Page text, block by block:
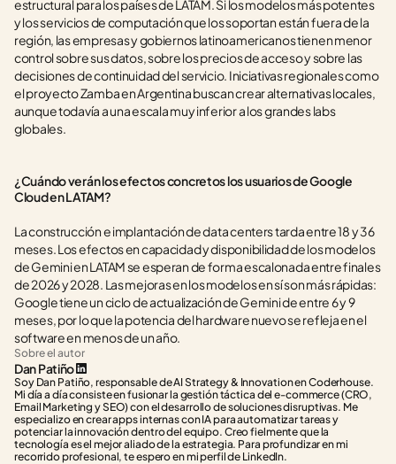
estructural para los países de LATAM. Si los modelos más potentes
y los servicios de computación que los soportan están fuera de la
región, las empresas y gobiernos latinoamericanos tienen menor
control sobre sus datos, sobre los precios de acceso y sobre las
decisiones de continuidad del servicio. Iniciativas regionales como
el proyecto Zamba en Argentina buscan crear alternativas locales,
aunque todavía a una escala muy inferior a los grandes labs
globales.
¿Cuándo verán los efectos concretos los usuarios de Google
Cloud en LATAM?
La construcción e implantación de data centers tarda entre 18 y 36
meses. Los efectos en capacidad y disponibilidad de los modelos
de Gemini en LATAM se esperan de forma escalonada entre finales
de 2026 y 2028. Las mejoras en los modelos en sí son más rápidas:
Google tiene un ciclo de actualización de Gemini de entre 6 y 9
meses, por lo que la potencia del hardware nuevo se refleja en el
software en menos de un año.
Sobre el autor
Dan Patiño
Soy Dan Patiño, responsable de AI Strategy & Innovation en Coderhouse.
Mi día a día consiste en fusionar la gestión táctica del e-commerce (CRO,
Email Marketing y SEO) con el desarrollo de soluciones disruptivas. Me
especializo en crear apps internas con IA para automatizar tareas y
potenciar la innovación dentro del equipo. Creo fielmente que la
tecnología es el mejor aliado de la estrategia. Para profundizar en mi
recorrido profesional, te espero en mi perfil de LinkedIn.